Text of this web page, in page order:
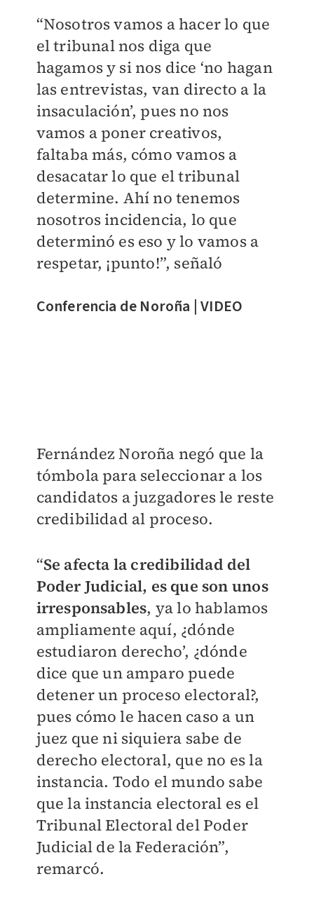
“Nosotros vamos a hacer lo que
el tribunal nos diga que
hagamos y si nos dice ‘no hagan
las entrevistas, van directo a la
insaculación’, pues no nos
vamos a poner creativos,
faltaba más, cómo vamos a
desacatar lo que el tribunal
determine. Ahí no tenemos
nosotros incidencia, lo que
determinó es eso y lo vamos a
respetar, ¡punto!”, señaló
Conferencia de Noroña | VIDEO
Fernández Noroña negó que la
tómbola para seleccionar a los
candidatos a juzgadores le reste
credibilidad al proceso.
“Se afecta la credibilidad del
Poder Judicial, es que son unos
irresponsables, ya lo hablamos
ampliamente aquí, ¿dónde
estudiaron derecho’, ¿dónde
dice que un amparo puede
detener un proceso electoral?,
pues cómo le hacen caso a un
juez que ni siquiera sabe de
derecho electoral, que no es la
instancia. Todo el mundo sabe
que la instancia electoral es el
Tribunal Electoral del Poder
Judicial de la Federación”,
remarcó.